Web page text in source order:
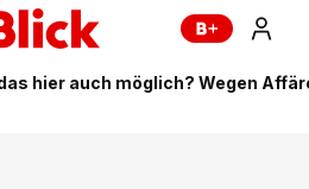
hier auch möglich? Wegen